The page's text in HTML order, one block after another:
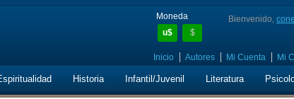
Moneda
u$
$
Bienvenido,
Inicio Autores Mi Cuenta Mi
Historia Infantil/Juvenil Literatura